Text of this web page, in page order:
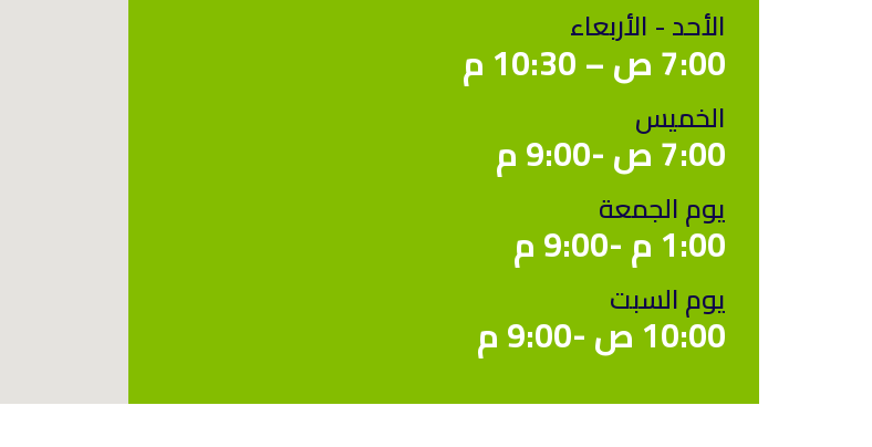
الأحد - الأربعاء
7:00 ص – 10:30 م
الخميس
7:00 ص -9:00 م
يوم الجمعة
1:00 م -9:00 م
يوم السبت
10:00 ص -9:00 م